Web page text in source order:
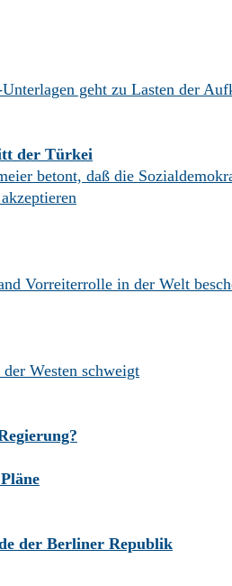
geht zu Lasten der
der Türkei
betont, daß die
Vorreiterrolle in der Welt
Westen schweigt
der Berliner Republik